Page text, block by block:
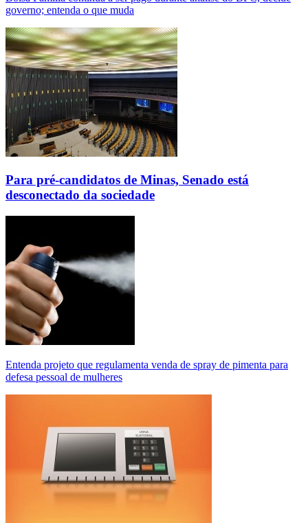
governo; entenda o que muda
Para pré-candidatos de Minas, Senado está
desconectado da sociedade
Entenda projeto que regulamenta venda de spray de pimenta para
defesa pessoal de mulheres